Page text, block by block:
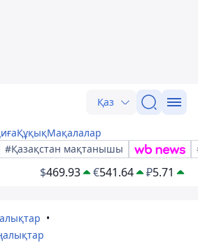
Қаз
ҚұқықМақалалар
#Қазақстан мақтанышы
$469.93 €541.64 ₽5.71